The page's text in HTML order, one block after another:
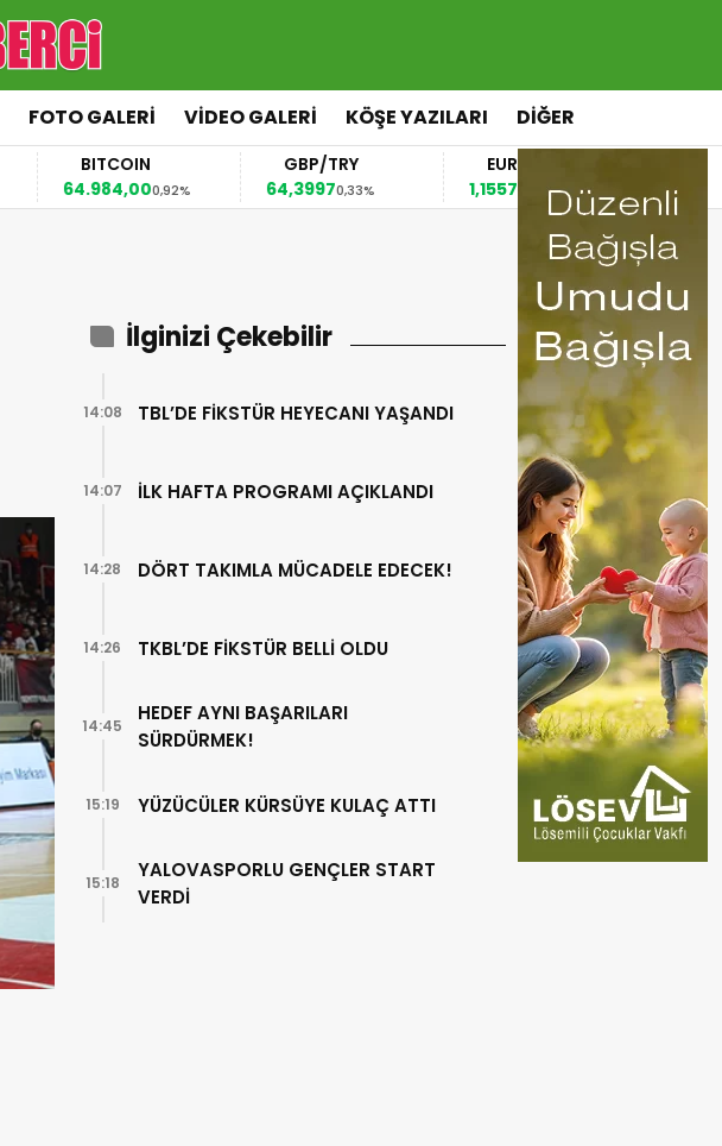
FOTO GALERİ VİDEO GALERİ KÖŞE YAZILARI DİĞER
BITCOIN
64.984,000,92%
GBP/TRY
64,39970,33%
EUR/USD
1,15570,28%
82,29
İlginizi Çekebilir
TBL’DE FİKSTÜR HEYECANI YAŞANDI
14:08
İLK HAFTA PROGRAMI AÇIKLANDI
14:07
DÖRT TAKIMLA MÜCADELE EDECEK!
14:28
TKBL’DE FİKSTÜR BELLİ OLDU
14:26
HEDEF AYNI BAŞARILARI
SÜRDÜRMEK!
14:45
YÜZÜCÜLER KÜRSÜYE KULAÇ ATTI
15:19
YALOVASPORLU GENÇLER START
VERDİ
15:18